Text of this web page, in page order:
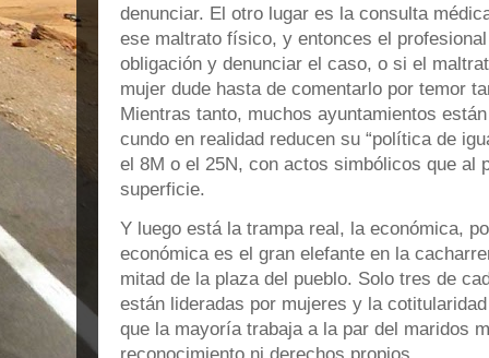
denunciar. El otro lugar es la consulta
ese maltrato físico, y entonces el
obligación y denunciar el caso, o si el
mujer dude hasta de comentarlo por temor
Mientras tanto, muchos ayuntamientos
cundo en realidad reducen su “política de
el 8M o el 25N, con actos simbólicos que al
superficie.
Y luego está la trampa real, la económica,
económica es el gran elefante en la
mitad de la plaza del pueblo. Solo tres de
están lideradas por mujeres y la
que la mayoría trabaja a la par del maridos